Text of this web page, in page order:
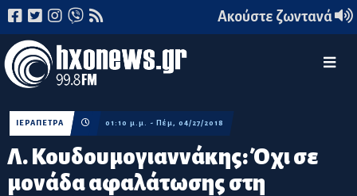
Ακούστε ζωντανά
Λ. Κουδουμογιαννάκης: Όχι σε
μονάδα αφαλάτωσης στη
ΙΕΡΑΠΕΤΡΑ 01:10 μ.μ. - Πέμ, 04/27/2018